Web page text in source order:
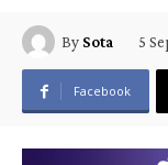
By Sota 5
Facebook